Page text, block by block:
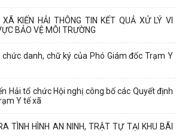
KIẾN HẢI THÔNG TIN KẾT QUẢ XỬ LÝ VI
BẢO VỆ MÔI TRƯỜNG
danh, chữ ký của Phó Giám đốc Trạm Y
Hải tổ chức Hội nghị công bố các Quyết định
Y tế xã
TÌNH HÌNH AN NINH, TRẬT TỰ TẠI KHU BÃI